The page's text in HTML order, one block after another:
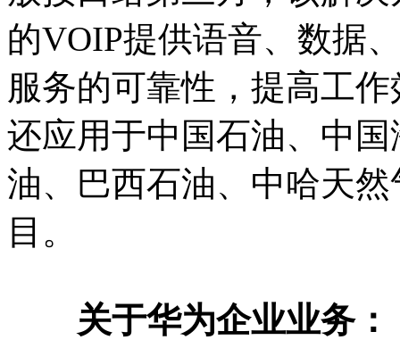
的VOIP提供语音、数据
服务的可靠性，提高工
还应用于中国石油、中
油、巴西石油、中哈天
目。
关于华为企业业务：